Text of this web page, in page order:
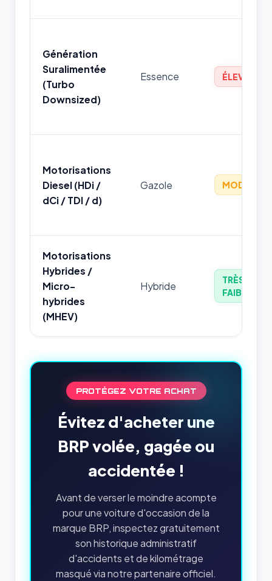
Génération
Suralimentée
(Turbo
Downsized)
Essence ÉLEVÉ
Motorisations
Diesel (HDi /
dCi / TDI / d)
Gazole MODÉRÉ
Motorisations
Hybrides /
Micro-
hybrides
(MHEV)
Hybride
TRÈS
FAIBLE
PROTÉGEZ VOTRE ACHAT
Évitez d'acheter une
BRP volée, gagée ou
accidentée !
Avant de verser le moindre acompte
pour une voiture d'occasion de la
marque BRP, inspectez gratuitement
son historique administratif
d'accidents et de kilométrage
masqué via notre partenaire officiel.